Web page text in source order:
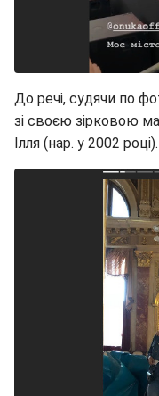
До речі, судячи по
зі своєю зірковою
Ілля (нар. у 2002 році).